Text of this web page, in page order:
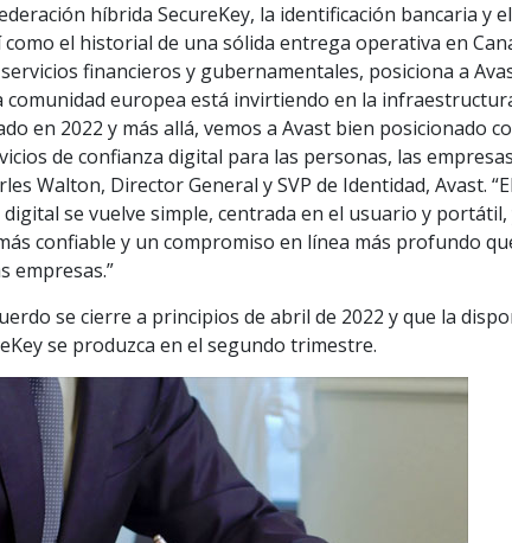
híbrida SecureKey, la identificación bancaria y
como el historial de una sólida entrega operativa en
financieros y gubernamentales, posiciona a
comunidad europea está invirtiendo en la
en 2022 y más allá, vemos a Avast bien posicionado
de confianza digital para las personas, las
Walton, Director General y SVP de Identidad, Avast.
se vuelve simple, centrada en el usuario y
confiable y un compromiso en línea más profundo
empresas.”
se cierre a principios de abril de 2022 y que la
se produzca en el segundo trimestre.